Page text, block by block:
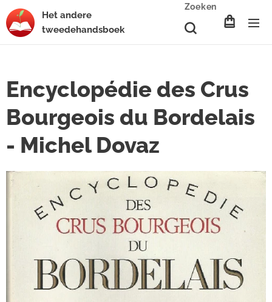
Het andere
tweedehandsboek
Zoeken
Encyclopédie des Crus
Bourgeois du Bordelais
- Michel Dovaz